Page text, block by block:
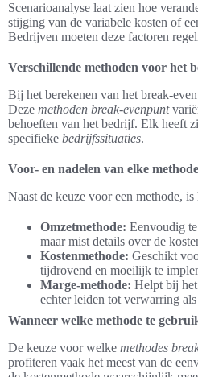
Scenarioanalyse laat zien hoe
stijging van de variabele kosten of
Bedrijven moeten deze factoren
Verschillende methoden voor het
Bij het berekenen van het break-
Deze methoden break-evenpunt
behoeften van het bedrijf. Elk heeft
specifieke bedrijfssituaties.
Voor- en nadelen van elke methode
Naast de keuze voor een methode,
Omzetmethode: Eenvoudig
maar mist details over de
Kostenmethode: Geschikt
tijdrovend en moeilijk te
Marge-methode: Helpt bij
echter leiden tot verwarring
Wanneer welke methode te
De keuze voor welke methodes
profiteren vaak het meest van de